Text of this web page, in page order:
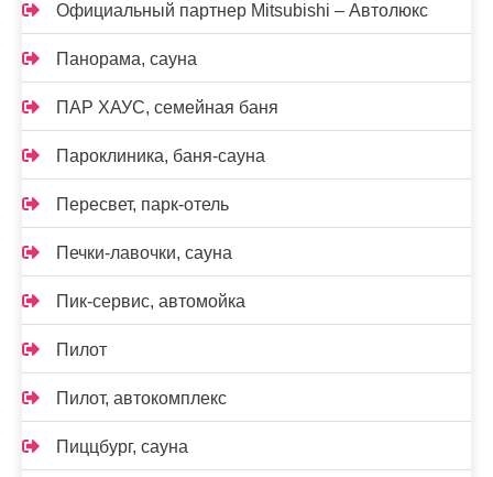
Официальный партнер Mitsubishi – Автолюкс
Панорама, сауна
ПАР ХАУС, семейная баня
Пароклиника, баня-сауна
Пересвет, парк-отель
Печки-лавочки, сауна
Пик-сервис, автомойка
Пилот
Пилот, автокомплекс
Пиццбург, сауна